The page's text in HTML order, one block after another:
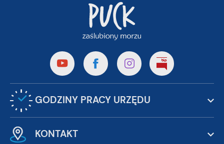
GODZINY PRACY URZĘDU
KONTAKT